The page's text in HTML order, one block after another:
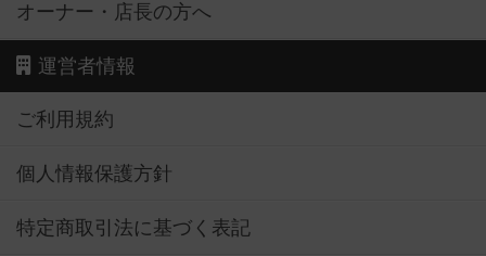
オーナー・店長の方へ
運営者情報
ご利用規約
個人情報保護方針
特定商取引法に基づく表記